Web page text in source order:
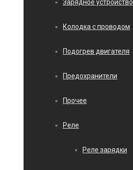
Зарядное устройство
Колодка с проводом
Подогрев двигателя
Предохранители
Прочее
Реле
Реле зарядки